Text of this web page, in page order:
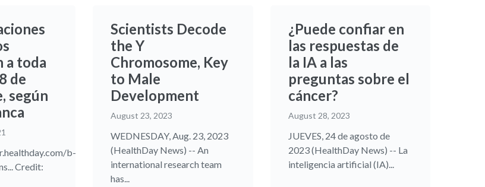
a toda
de
según
b-
Credit:
Scientists Decode
the Y
Chromosome, Key
to Male
Development
August 23, 2023
WEDNESDAY, Aug. 23, 2023
(HealthDay News) -- An
international research team
has...
¿Puede confiar en
las respuestas de
la IA a las
preguntas sobre el
cáncer?
August 28, 2023
JUEVES, 24 de agosto de
2023 (HealthDay News) -- La
inteligencia artificial (IA)...